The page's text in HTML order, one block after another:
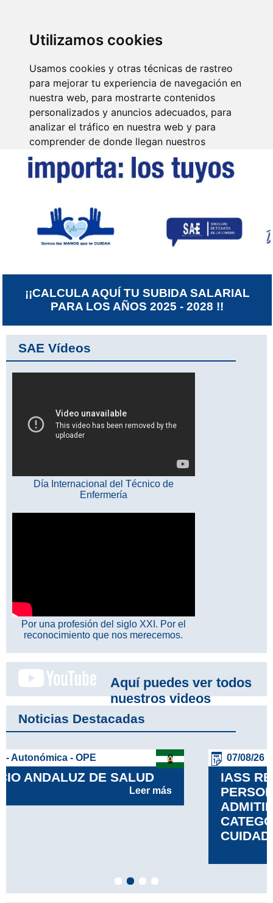
Utilizamos cookies
Usamos cookies y otras técnicas de rastreo
para mejorar tu experiencia de navegación en
nuestra web, para mostrarte contenidos
personalizados y anuncios adecuados, para
analizar el tráfico en nuestra web y para
comprender de donde llegan nuestros
visitantes.
Configurar
¡¡CALCULA AQUÍ TU SUBIDA SALARIAL
PARA LOS AÑOS 2025 - 2028 !!
SAE Vídeos
Día Internacional del Técnico de
Enfermería
Por una profesión del siglo XXI. Por el
reconocimiento que nos merecemos.
Aquí puedes ver todos
nuestros videos
Noticias Destacadas
07/08/26 - Autonómica - OPE
IASS RELACIÓN DEFINITIVA DE
PERSONAS ASPIRANTES
ADMITIDAS Y EXCLUIDAS